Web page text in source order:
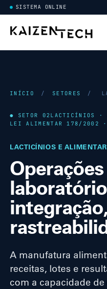
SISTEMA ONLINE
INÍCIO / SETORES /
● SETOR 02 LACTICÍNIOS ·
LEI ALIMENTAR 178/2002
LACTICÍNIOS E ALIMENTAR
laboratório
A manufatura
receitas, lotes e
com a capacidade